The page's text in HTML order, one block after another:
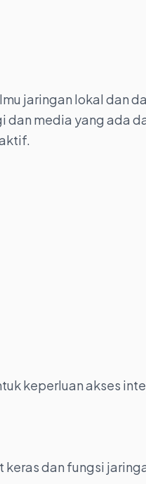
jaringan lokal dan
media yang ada
keperluan akses
dan fungsi